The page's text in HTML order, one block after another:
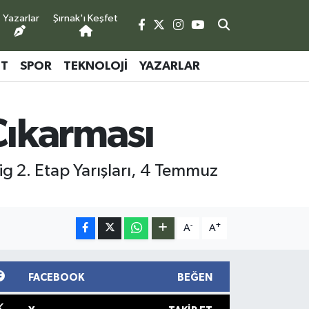
Yazarlar Şırnak'ı Keşfet
SPOR TEKNOLOJI YAZARLAR
2. Etap Yarışları, 4 Temmuz
A- A+
FACEBOOK BEĞEN